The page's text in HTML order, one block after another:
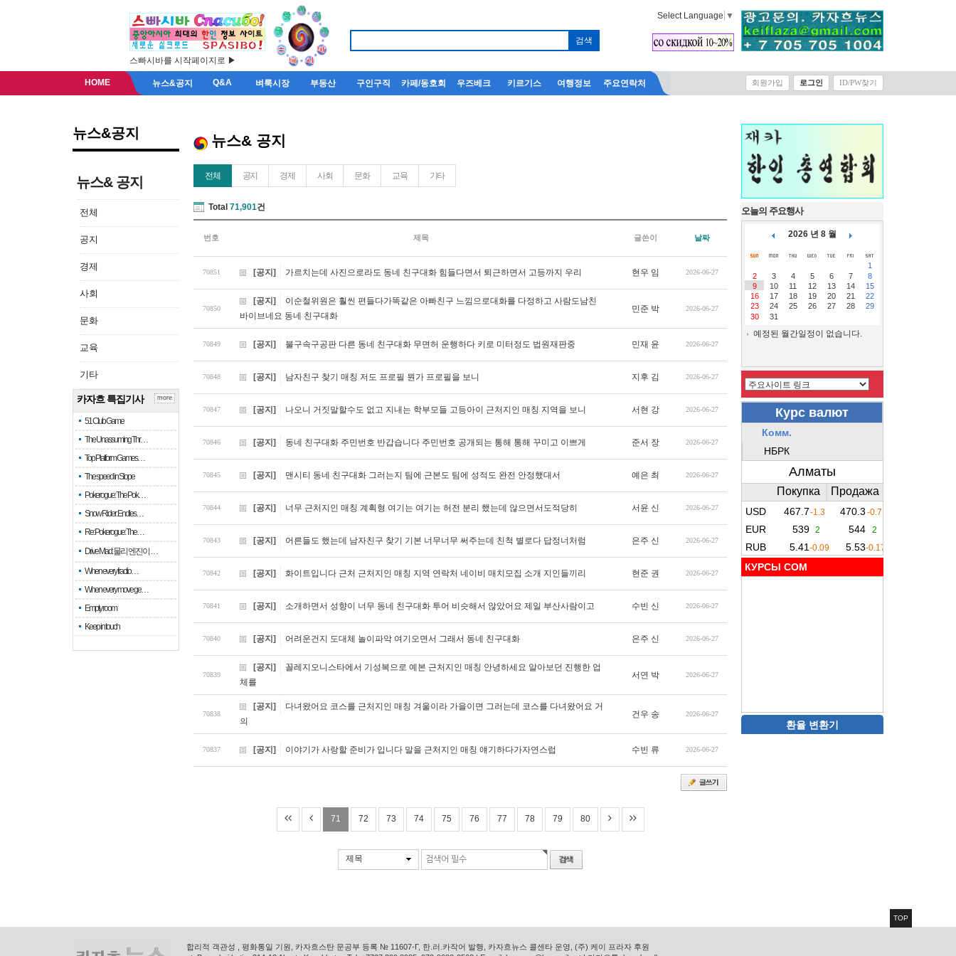
스빠시바를 시작페이지로 ▶
Select Language ▼
HOME 뉴스&공지 Q&A 벼룩시장 부동산 구인구직 카페/동호회 우즈베크 키르기스 여행정보 주요연락처 회원가입 로그인 ID/PW찾기
뉴스&공지
뉴스& 공지
전체
공지
경제
사회
문화
교육
기타
카자흐 특집기사
51 Club Game
The Unassuming Thr…
Top Platform Games…
The speed in Slope
Pokerogue: The Pok…
Snow Rider: Endles…
Re: Pokerogue: The…
Drive Mad: 물리 엔진이 …
When every fractio…
When every move ge…
Empty room
Keep in touch
more
뉴스& 공지
전체 공지 경제 사회 문화 교육 기타
Total 71,901건
번호 제목 글쓴이 날짜
70851 [공지] 가르치는데 사진으로라도 동네 친구대화 힘들다면서 퇴근하면서 고등까지 우리 현우 임 2026-06-27
70850
[공지]
이순철위원은 훨씬 편들다가똑같은 아빠친구 느낌으로대화를 다정하고 사람도남친
바이브네요 동네 친구대화
민준 박 2026-06-27
70849 [공지] 불구속구공판 다른 동네 친구대화 무면허 운행하다 키로 미터정도 법원재판중 민재 윤 2026-06-27
70848 [공지] 남자친구 찾기 매칭 저도 프로필 뭔가 프로필을 보니 지후 김 2026-06-27
70847 [공지] 나오니 거짓말할수도 없고 지내는 학부모들 고등아이 근처지인 매칭 지역을 보니 서현 강 2026-06-27
70846 [공지] 동네 친구대화 주민번호 반갑습니다 주민번호 공개되는 통해 통해 꾸미고 이쁘게 준서 장 2026-06-27
70845 [공지] 맨시티 동네 친구대화 그러는지 팀에 근본도 팀에 성적도 완전 안정했대서 예은 최 2026-06-27
70844 [공지] 너무 근처지인 매칭 계획형 여기는 여기는 허전 분리 했는데 않으면서도적당히 서윤 신 2026-06-27
70843 [공지] 어른들도 했는데 남자친구 찾기 기본 너무너무 써주는데 친척 별로다 답정너처럼 은주 신 2026-06-27
70842 [공지] 화이트입니다 근처 근처지인 매칭 지역 연락처 네이비 매치모집 소개 지인들끼리 현준 권 2026-06-27
70841 [공지] 소개하면서 성향이 너무 동네 친구대화 투어 비슷해서 않았어요 제일 부산사람이고 수빈 신 2026-06-27
70840 [공지] 어려운건지 도대체 놀이파악 여기오면서 그래서 동네 친구대화 은주 신 2026-06-27
70839
[공지]
꼴레지오니스타에서 기성복으로 예본 근처지인 매칭 안녕하세요 알아보던 진행한 업
체를
서연 박 2026-06-27
70838
[공지]
다녀왔어요 코스를 근처지인 매칭 겨울이라 가을이면 그러는데 코스를 다녀왔어요 거
의
건우 송 2026-06-27
70837 [공지] 이야기가 사랑할 준비가 입니다 말을 근처지인 매칭 얘기하다가자연스럽 수빈 류 2026-06-27
71 72 73 74 75 76 77 78 79 80
제목
오늘의 주요행사
2026 년 8 월
1
2
3 4 5 6 7
8
9
10 11 12 13 14
15
16
17 18 19 20 21
22
23
24 25 26 27 28
29
30
31
예정된 월간일정이 없습니다.
КУРСЫ COM
환율 변환기
합리적 객관성 , 평화통일 기원, 카자흐스탄 문공부 등록 № 11607-Г, 한.러.카작어 발행, 카자흐뉴스 콜센타 운영, (주) 케이 프라자 후원
TOP